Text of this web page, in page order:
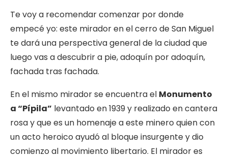
Te voy a recomendar comenzar por donde
empecé yo: este mirador en el cerro de San Miguel
te dará una perspectiva general de la ciudad que
luego vas a descubrir a pie, adoquín por adoquín,
fachada tras fachada.
En el mismo mirador se encuentra el Monumento
a “Pípila” levantado en 1939 y realizado en cantera
rosa y que es un homenaje a este minero quien con
un acto heroico ayudó al bloque insurgente y dio
comienzo al movimiento libertario. El mirador es